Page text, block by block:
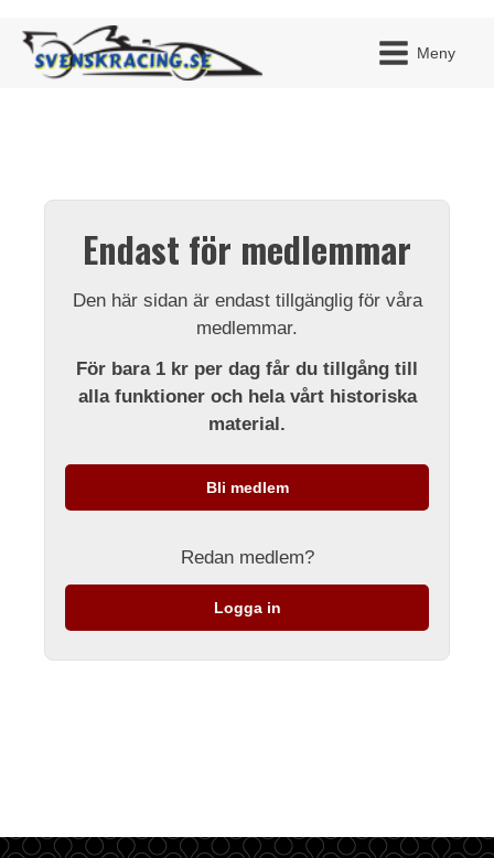
Meny
Endast för medlemmar
Den här sidan är endast tillgänglig för våra
medlemmar.
För bara 1 kr per dag får du tillgång till
alla funktioner och hela vårt historiska
material.
Bli medlem
Redan medlem?
Logga in